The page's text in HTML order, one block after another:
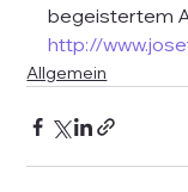
begeistertem
http://
Allgemein